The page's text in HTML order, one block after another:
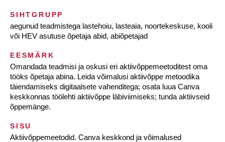
SIHTGRUPP
aegunud teadmistega lastehoiu, lasteaia, noortekeskuse, kooli
või HEV asutuse õpetaja abid, abiõpetajad
EESMÄRK
Omandada teadmisi ja oskusi eri aktiivõppemeetoditest oma
tööks õpetaja abina. Leida võimalusi aktiivõppe metoodika
täiendamiseks digitaalsete vahenditega; osata luua Canva
keskkonnas töölehti aktiivõppe läbiviimiseks; tunda aktiivseid
õppemänge.
SISU
Aktiivõppemeetodid. Canva keskkond ja võimalused